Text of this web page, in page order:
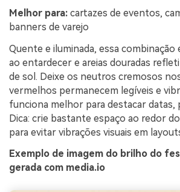
Melhor para: cartazes de eventos,
banners de varejo
Quente e iluminada, essa combinação
ao entardecer e areias douradas
de sol. Deixe os neutros cremosos
vermelhos permanecem legíveis e
funciona melhor para destacar datas,
Dica: crie bastante espaço ao redor
para evitar vibrações visuais em
Exemplo de imagem do brilho do
gerada com media.io